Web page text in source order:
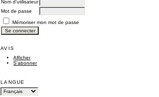
Nom d'utilisateur
Mot de passe
Mémoriser mon mot de passe
AVIS
Afficher
S'abonner
LANGUE